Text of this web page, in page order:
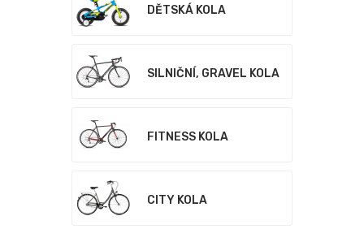
DĚTSKÁ KOLA
SILNIČNÍ, GRAVEL KOLA
FITNESS KOLA
CITY KOLA